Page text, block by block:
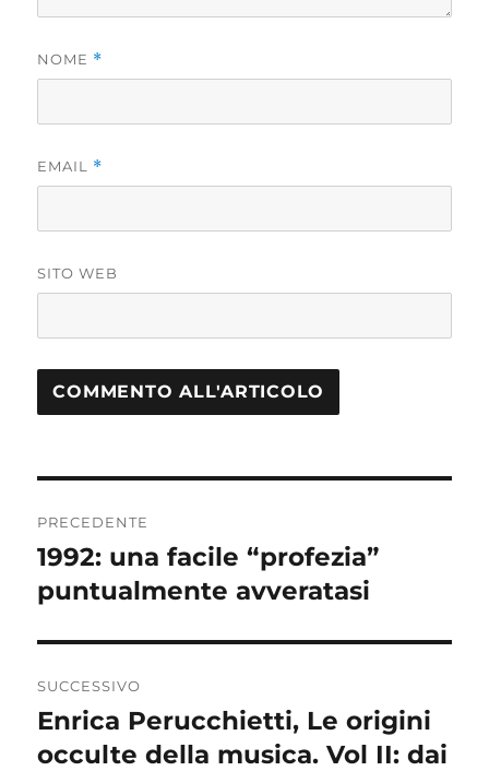
NOME *
EMAIL *
SITO WEB
articoli
PRECEDENTE
Articolo
precedente:
1992: una facile “profezia”
puntualmente avveratasi
SUCCESSIVO
Articolo
successivo:
Enrica Perucchietti, Le origini
occulte della musica. Vol II: dai